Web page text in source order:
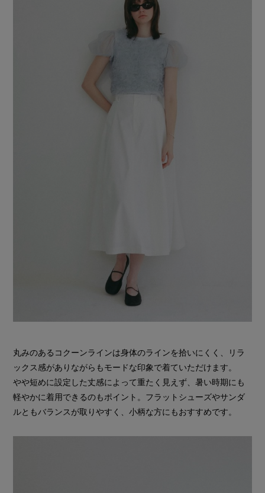
丸みのあるコクーンラインは身体のラインを拾いにくく、リラ
ックス感がありながらもモードな印象で着ていただけます。
やや短めに設定した丈感によって重たく見えず、暑い時期にも
軽やかに着用できるのもポイント。フラットシューズやサンダ
ルともバランスが取りやすく、小柄な方にもおすすめです。